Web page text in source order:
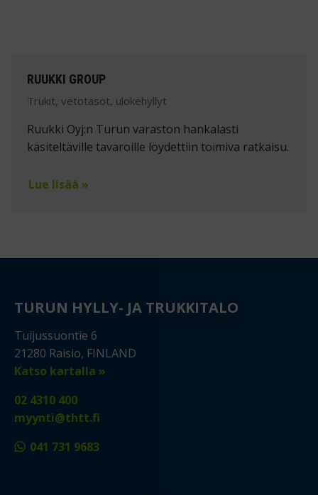
RUUKKI GROUP
Trukit, vetotasot, ulokehyllyt
Ruukki Oyj:n Turun varaston hankalasti
käsiteltäville tavaroille löydettiin toimiva ratkaisu.
Lue lisää »
TURUN HYLLY- JA TRUKKITALO
Tuijussuontie 6
21280 Raisio, FINLAND
Katso kartalla »
02 4310 400
myynti@thtt.fi
041 731 9683